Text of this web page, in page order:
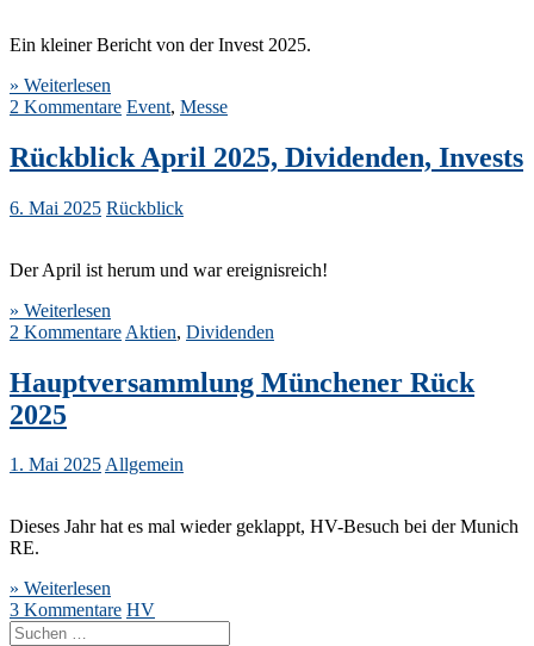
Ein kleiner Bericht von der Invest 2025.
» Weiterlesen
2 Kommentare Event, Messe
Rückblick April 2025, Dividenden, Invests
6. Mai 2025 Rückblick
Der April ist herum und war ereignisreich!
» Weiterlesen
2 Kommentare Aktien, Dividenden
Hauptversammlung Münchener Rück
2025
1. Mai 2025Allgemein
Dieses Jahr hat es mal wieder geklappt, HV-Besuch bei der Munich
RE.
» Weiterlesen
3 Kommentare HV
Suche